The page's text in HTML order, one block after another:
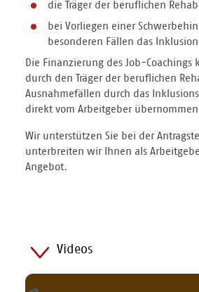
die Träger der beruflichen
bei Vorliegen einer
besonderen Fällen das
Die Finanzierung des Job-Coachings
durch den Träger der beruflichen
Ausnahmefällen durch das
direkt vom Arbeitgeber
Wir unterstützen Sie bei der
unterbreiten wir Ihnen als
Angebot.
Videos